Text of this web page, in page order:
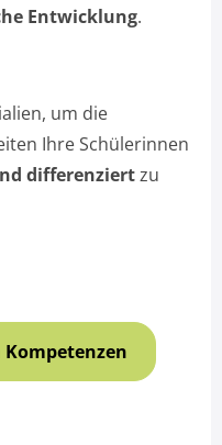
Entwicklung.
um die
Ihre Schülerinnen
differenziertzu